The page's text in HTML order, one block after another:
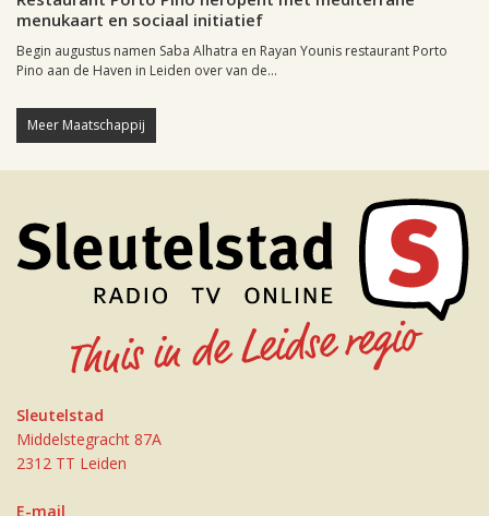
menukaart en sociaal initiatief
Begin augustus namen Saba Alhatra en Rayan Younis restaurant Porto
Pino aan de Haven in Leiden over van de...
Meer Maatschappij
Sleutelstad
Middelstegracht 87A
2312 TT Leiden
E-mail